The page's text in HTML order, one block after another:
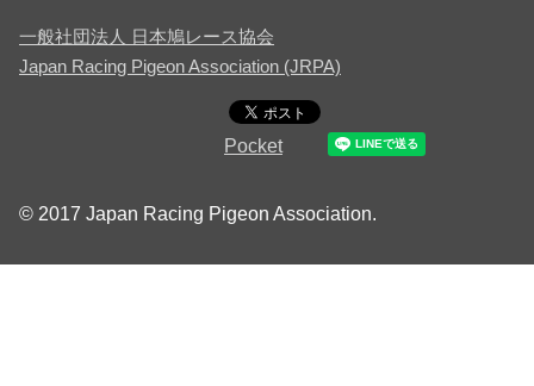
一般社団法人 日本鳩レース協会
Japan Racing Pigeon Association (JRPA)
Pocket
© 2017 Japan Racing Pigeon Association.